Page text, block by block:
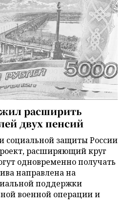
расширить
двух пенсий
социальной защиты России
расширяющий круг
одновременно получать
направлена на
поддержки
военной операции и